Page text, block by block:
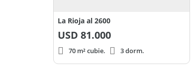
La Rioja al 2600
USD 81.000
70 m² cubie. 3 dorm.